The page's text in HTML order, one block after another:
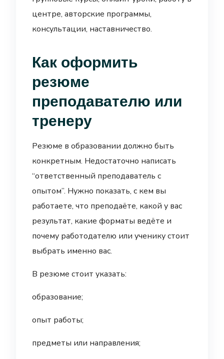
центре, авторские программы,
консультации, наставничество.
Как оформить
резюме
преподавателю или
тренеру
Резюме в образовании должно быть
конкретным. Недостаточно написать
“ответственный преподаватель с
опытом”. Нужно показать, с кем вы
работаете, что преподаёте, какой у вас
результат, какие форматы ведёте и
почему работодателю или ученику стоит
выбрать именно вас.
В резюме стоит указать:
образование;
опыт работы;
предметы или направления;